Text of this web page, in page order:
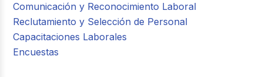
Comunicación y Reconocimiento Laboral
Reclutamiento y Selección de Personal
Capacitaciones Laborales
Encuestas